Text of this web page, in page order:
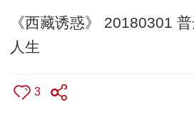
《西藏诱惑》 20180301
人生
3